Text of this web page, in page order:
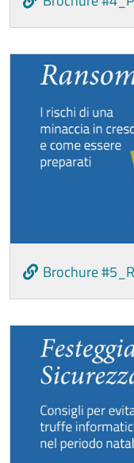
Image
Brochure
Image